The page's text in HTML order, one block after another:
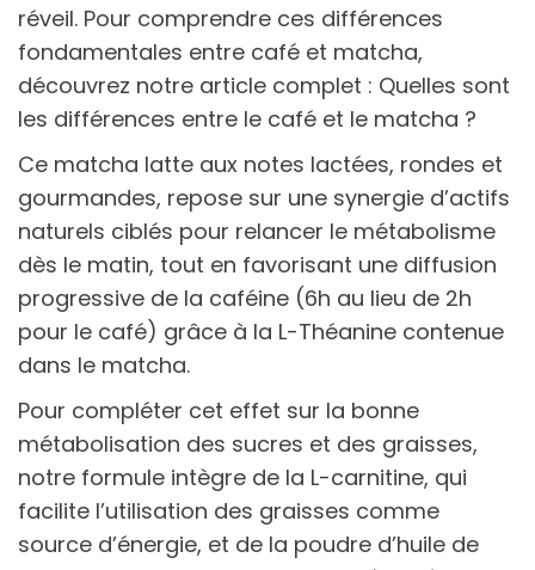
réveil. Pour comprendre ces différences
fondamentales entre café et matcha,
découvrez notre article complet : Quelles sont
les différences entre le café et le matcha ?
Ce matcha latte aux notes lactées, rondes et
gourmandes, repose sur une synergie d’actifs
naturels ciblés pour relancer le métabolisme
dès le matin, tout en favorisant une diffusion
progressive de la caféine (6h au lieu de 2h
pour le café) grâce à la L-Théanine contenue
dans le matcha.
Pour compléter cet effet sur la bonne
métabolisation des sucres et des graisses,
notre formule intègre de la L-carnitine, qui
facilite l’utilisation des graisses comme
source d’énergie, et de la poudre d’huile de